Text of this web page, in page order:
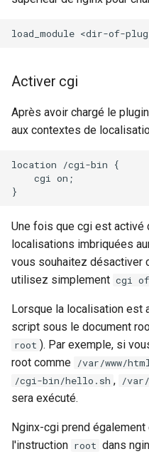
socket
stats
t1k
tags
tarantool
test
timer
tlc
tsort
Activer cgi
Après avoir chargé le
aux contextes de
location /cgi-bin {
    cgi on;
Une fois que cgi est activé
localisations imbriquées
vous souhaitez désactiver
utilisez simplement cgi
Lorsque la localisation est
script sous le document
root ). Par exemple, si
root comme /var/www/
/cgi-bin/hello.sh , /
sera exécuté.
Nginx-cgi prend également
l'instruction root dans